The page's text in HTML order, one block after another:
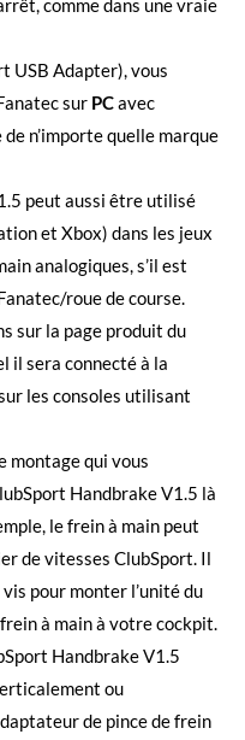
USB Adapter), vous
sur PCavec
n’importe quelle marque
peut aussi être utilisé
et Xbox) dans les jeux
analogiques, s’il est
roue de course.
sur la page produit du
il sera connecté à la
les consoles utilisant
montage qui vous
Handbrake V1.5 là
le frein à main peut
de vitesses ClubSport.​ Il
pour monter l’unité du
à main à votre cockpit.
Handbrake V1.5
ou
de pince de frein